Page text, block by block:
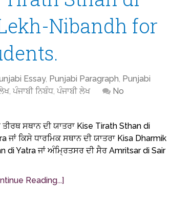
Nibandh for
Essay, Punjabi Paragraph, Punjabi
, ਪੰਜਾਬੀ ਨਿਬੰਧ, ਪੰਜਾਬੀ ਲੇਖ
No
ਤੀਰਥ ਸਥਾਨ ਦੀ ਯਾਤਰਾ Kise Tirath Sthan di
ਜਾਂ ਕਿਸੇ ਧਾਰਮਿਕ ਸਥਾਨ ਦੀ ਯਾਤਰਾ Kisa Dharmik
di Yatra ਜਾਂ ਅੰਮ੍ਰਿਤਸਰ ਦੀ ਸੈਰ Amritsar di Sair
Reading...]